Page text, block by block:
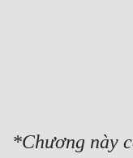
Truyện ngắn
*Chương này